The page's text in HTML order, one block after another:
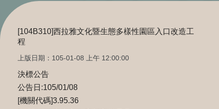
[104B310]西拉雅文化暨生態多樣性園區入口改造工
程
上版日期：105-01-08 上午 12:00:00
決標公告
公告日:105/01/08
[機關代碼]3.95.36